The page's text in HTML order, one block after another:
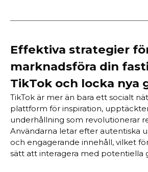
Effektiva strategier
marknadsföra din
TikTok och locka nya
TikTok är mer än bara ett socialt
plattform för inspiration,
underhållning som revolutionerar
Användarna letar efter autentiska
och engagerande innehåll, vilket
sätt att interagera med potentiella